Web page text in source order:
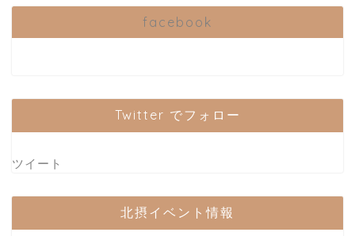
facebook
Twitter でフォロー
ツイート
北摂イベント情報